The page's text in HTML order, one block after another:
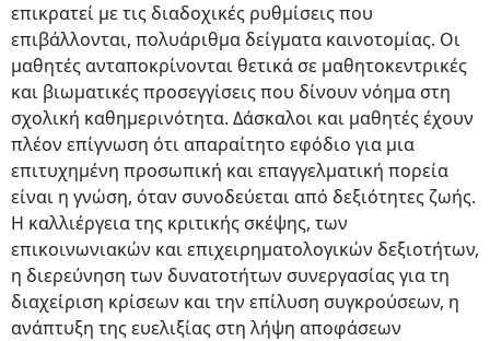
επικρατεί με τις διαδοχικές ρυθμίσεις που
επιβάλλονται, πολυάριθμα δείγματα καινοτομίας. Οι
μαθητές ανταποκρίνονται θετικά σε μαθητοκεντρικές
και βιωματικές προσεγγίσεις που δίνουν νόημα στη
σχολική καθημερινότητα. Δάσκαλοι και μαθητές έχουν
πλέον επίγνωση ότι απαραίτητο εφόδιο για μια
επιτυχημένη προσωπική και επαγγελματική πορεία
είναι η γνώση, όταν συνοδεύεται από δεξιότητες ζωής.
Η καλλιέργεια της κριτικής σκέψης, των
επικοινωνιακών και επιχειρηματολογικών δεξιοτήτων,
η διερεύνηση των δυνατοτήτων συνεργασίας για τη
διαχείριση κρίσεων και την επίλυση συγκρούσεων, η
ανάπτυξη της ευελιξίας στη λήψη αποφάσεων